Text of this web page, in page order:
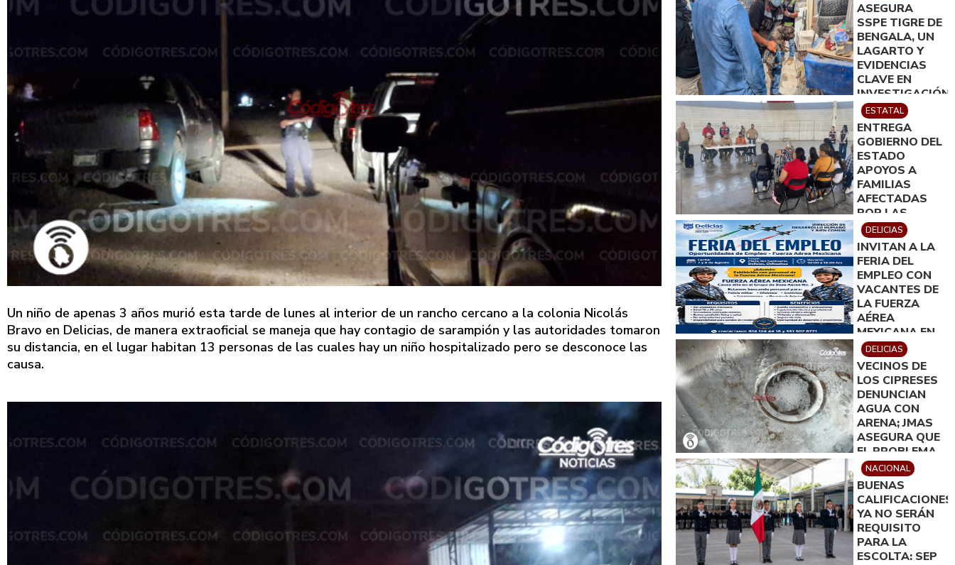
Un niño de apenas 3 años murió esta tarde de lunes al interior de un rancho cercano a la colonia Nicolás
Bravo en Delicias, de manera extraoficial se maneja que hay contagio de sarampión y las autoridades tomaron
su distancia, en el lugar habitan 13 personas de las cuales hay un niño hospitalizado pero se desconoce las
causa.
ASEGURA
SSPE TIGRE DE
BENGALA, UN
LAGARTO Y
EVIDENCIAS
CLAVE EN
INVESTIGACIÓN
POR
HOMICIDIO EN
CIUDAD
JUÁREZ; EN
CATEO
INSTRUIDO
POR GILBERTO
LOYA
ESTATAL
ENTREGA
GOBIERNO DEL
ESTADO
APOYOS A
FAMILIAS
AFECTADAS
POR LAS
LLUVIAS EN
JIMÉNEZ
DELICIAS
INVITAN A LA
FERIA DEL
EMPLEO CON
VACANTES DE
LA FUERZA
AÉREA
MEXICANA EN
DELICIAS
DELICIAS
VECINOS DE
LOS CIPRESES
DENUNCIAN
AGUA CON
ARENA; JMAS
ASEGURA QUE
EL PROBLEMA
QUEDARÁ
RESUELTO EN
MENOS DE 24
HORAS
NACIONAL
BUENAS
CALIFICACIONES
YA NO SERÁN
REQUISITO
PARA LA
ESCOLTA: SEP